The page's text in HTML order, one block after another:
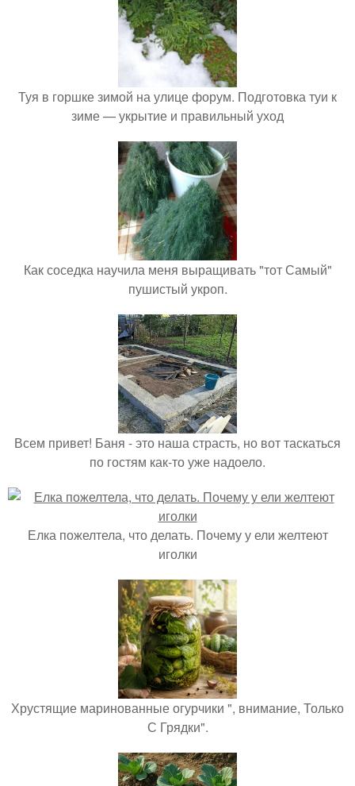
Туя в горшке зимой на улице форум. Подготовка туи к
зиме — укрытие и правильный уход
Как соседка научила меня выращивать "тот Самый"
пушистый укроп.
Всем привет! Баня - это наша страсть, но вот таскаться
по гостям как-то уже надоело.
Елка пожелтела, что делать. Почему у ели желтеют
иголки
Хрустящие маринованные огурчики ", внимание, Только
С Грядки".